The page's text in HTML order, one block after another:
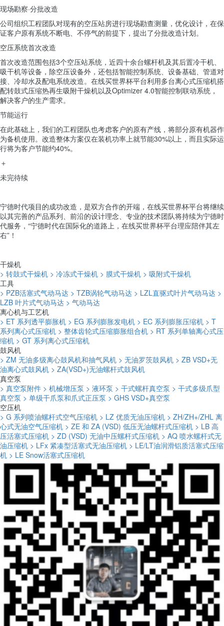
现场勘察·分批改造
公司组织工程团队对现有的空压站房进行现场勘查测量，优化设计，在保
证客户原有系统不断电、不停气的前提下，提出了分批改造计划。
空压系统首次改造
首次改造范围包括3个空压站系统，近四十余台螺杆机及其后置冷干机、
吸干机等设备，除空压设备外，还包括智能控制系统、设备基础、管道对
接、冷却水及配电系统改造。在线买世界杯平台利用多台离心式压缩机搭
配转鼓式压缩热再生吸附干燥机以及Optimizer 4.0智能控制联动系统，
解决客户的生产需求。
节能运行
在此基础上，我们的工程团队也考虑客户的原有产线，将部分原有机器作
为备机使用。改造整体方案仅在装机功率上就节能30%以上，而且实际运
行将为客户节能约40%。
＋
未完待续
宁德时代项目的成功改造，是双方合作的开端，在线买世界杯平台将继续
以其完善的产品系列、前沿的设计理念、专业的技术团队将持续为宁德时
代服务，“宁德时代在国际化的道路上，在线买世界杯平台理应陪伴其左
右”！
干燥机
> 转鼓式干燥机 > 冷冻式干燥机 > 膜式干燥机 > 吸附式干燥机
工具
> PZB活塞式气动马达 > TZB涡轮气动马达 > LZL直驱式叶片气动马达 >
LZB 叶片式气动马达 > 气动马达
离心机与工艺机
> ET 系列透平膨胀机 > EG 系列膨胀发电机 > EC 系列膨胀压缩机 > T
系列离心式压缩机 > 整体齿轮式压缩膨胀组合机 > RT 系列单轴离心式压
缩机 > GT 系列离心式压缩机
鼓风机
> ZM 无油多级离心鼓风机和抽气风机 > 无油罗茨鼓风机 > ZB VSD+无
油离心式鼓风机 > ZA(VSD+)无油螺杆式鼓风机
真空泵
> 真空泵附件 > 机械增压泵 > 液环泵 > 干式螺杆真空泵 > 干式多级爪型
真空泵 > 单级干爪泵和爪式正压泵 > GHS VSD+真空泵
空压机
> G 系列喷油螺杆式空气压缩机 > LZ 优质无油压缩机 > ZH/ZH+/ZHL 离
心式无油空气压缩机 > ZE 和 ZA (VSD) 低压无油螺杆式压缩机 > LB 高
压活塞式压缩机 > ZD (VSD) 无油中压螺杆式压缩机 > AQ 喷水螺杆式无
油压缩机 > LFx 紧凑型活塞式无油压缩机 > LE/LT油润滑铝质活塞式压缩
机 > LE Snow活塞式压缩机